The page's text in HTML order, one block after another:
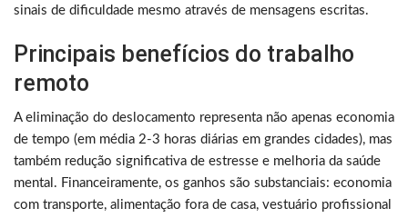
sinais de dificuldade mesmo através de mensagens escritas.
Principais benefícios do trabalho
remoto
A eliminação do deslocamento representa não apenas economia
de tempo (em média 2-3 horas diárias em grandes cidades), mas
também redução significativa de estresse e melhoria da saúde
mental. Financeiramente, os ganhos são substanciais: economia
com transporte, alimentação fora de casa, vestuário profissional